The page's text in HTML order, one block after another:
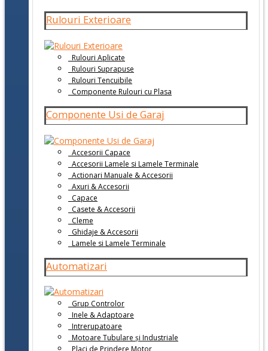
Rulouri Exterioare
Rulouri Aplicate
Rulouri Suprapuse
Rulouri Tencuibile
Componente Rulouri cu Plasa
Componente Usi de Garaj
Accesorii Capace
Accesorii Lamele si Lamele Terminale
Actionari Manuale & Accesorii
Axuri & Accesorii
Capace
Casete & Accesorii
Cleme
Ghidaje & Accesorii
Lamele si Lamele Terminale
Automatizari
Grup Controlor
Inele & Adaptoare
Intrerupatoare
Motoare Tubulare și Industriale